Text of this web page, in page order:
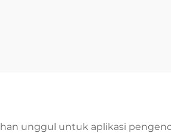
unggul untuk aplikasi